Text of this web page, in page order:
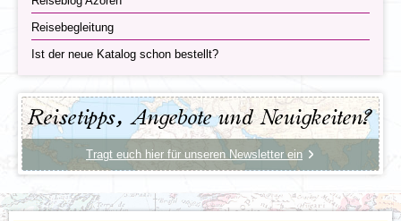
Reisebegleitung
Ist der neue Katalog schon bestellt?
Reisetipps, Angebote und Neuigkeiten?
Tragt euch hier für unseren Newsletter ein